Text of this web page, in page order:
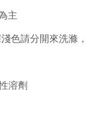
主
色請分開來洗滌，
溶劑